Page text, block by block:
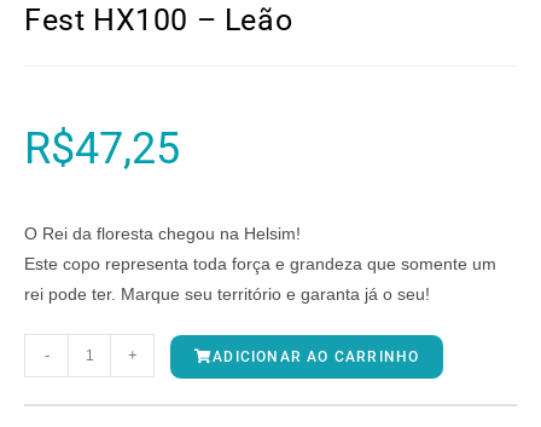
Fest HX100 – Leão
R$47,25
O Rei da floresta chegou na Helsim!
Este copo representa toda força e grandeza que somente um
rei pode ter. Marque seu território e garanta já o seu!
- + ADICIONAR AO CARRINHO